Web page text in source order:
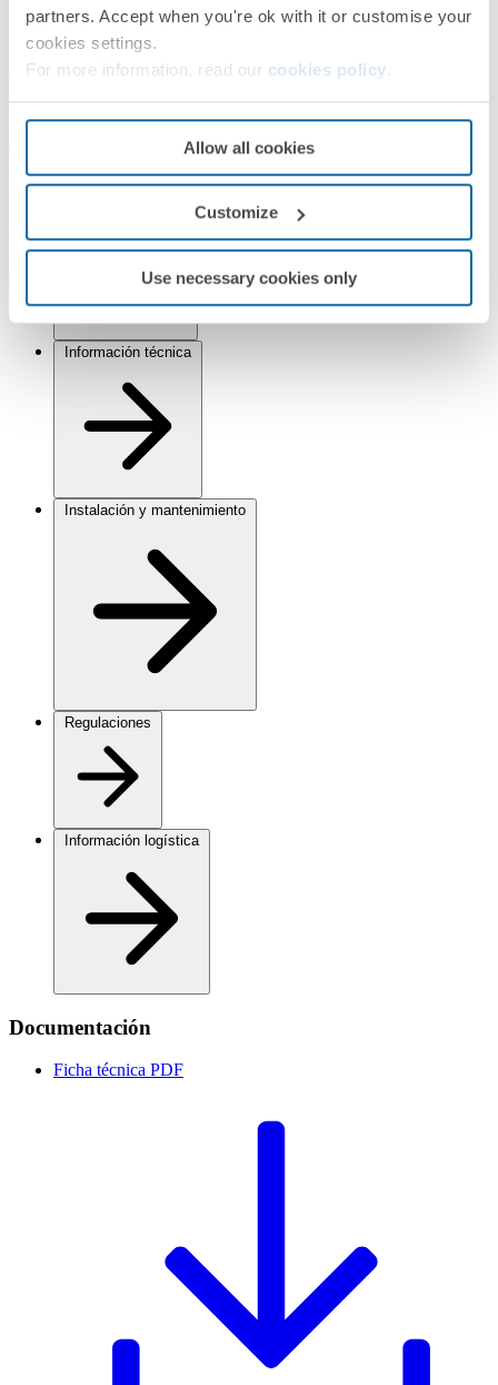
partners. Accept when you're ok with it or customise your
cookies settings.
For more information, read our cookies policy
Allow all cookies
Customize
Use necessary cookies only
Simon 82 Detail
Acabados
Documentación
Ficha técnica PDF